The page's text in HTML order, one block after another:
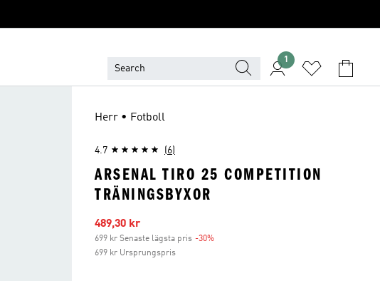
1
Herr • Fotboll
4.7 (6)
ARSENAL TIRO 25 COMPETITION
TRÄNINGSBYXOR
Reapris
489,30 kr
699 kr Senaste lägsta pris -30%
699 kr Ursprungspris